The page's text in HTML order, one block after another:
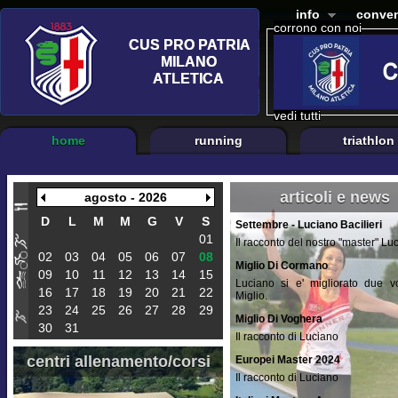
corrono con noi
vedi tutti
info
home running triathlon
agosto - 2026
D
L M M G V
S
01
02
03 04 05 06 07
08
09
10 11 12 13 14
15
16
17 18 19 20 21
22
23
24 25 26 27 28
29
30
31
articoli e news
Settembre - Luciano Bacilieri
Il racconto del nostro "master"
Miglio Di Cormano
Luciano si e' migliorato due
Miglio.
Miglio Di Voghera
Il racconto di Luciano
Europei Master 2024
Il racconto di Luciano
centri allenamento/corsi